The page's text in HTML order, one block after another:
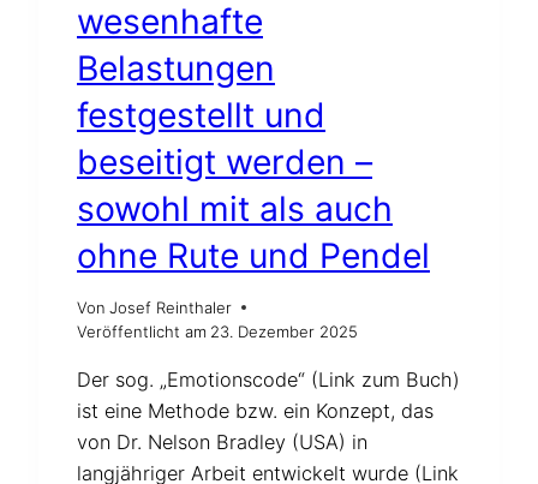
wesenhafte
Belastungen
festgestellt und
beseitigt werden –
sowohl mit als auch
ohne Rute und Pendel
Von Josef Reinthaler
Veröffentlicht am 23. Dezember 2025
Der sog. „Emotionscode“ (Link zum Buch)
ist eine Methode bzw. ein Konzept, das
von Dr. Nelson Bradley (USA) in
langjähriger Arbeit entwickelt wurde (Link